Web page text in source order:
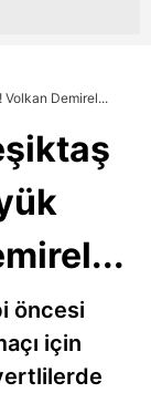
Volkan Demirel...
öncesi
için